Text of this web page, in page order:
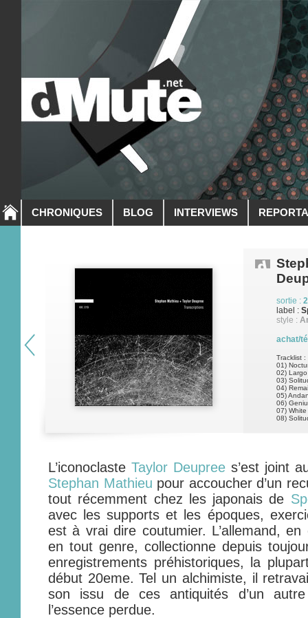
CHRONIQUES BLOG INTERVIEWS
sortie :
label :
style :
achat/
Tracklist :
01)
02) Largo
03)
04)
05)
06)
07)
08)
L’iconoclaste Taylor Deupree s’est joint
Stephan Mathieu pour accoucher d’un
tout récemment chez les japonais de
avec les supports et les époques,
est à vrai dire coutumier. L’allemand,
en tout genre, collectionne depuis
enregistrements préhistoriques, la
début 20eme. Tel un alchimiste, il
son issu de ces antiquités d’un
l’essence perdue.